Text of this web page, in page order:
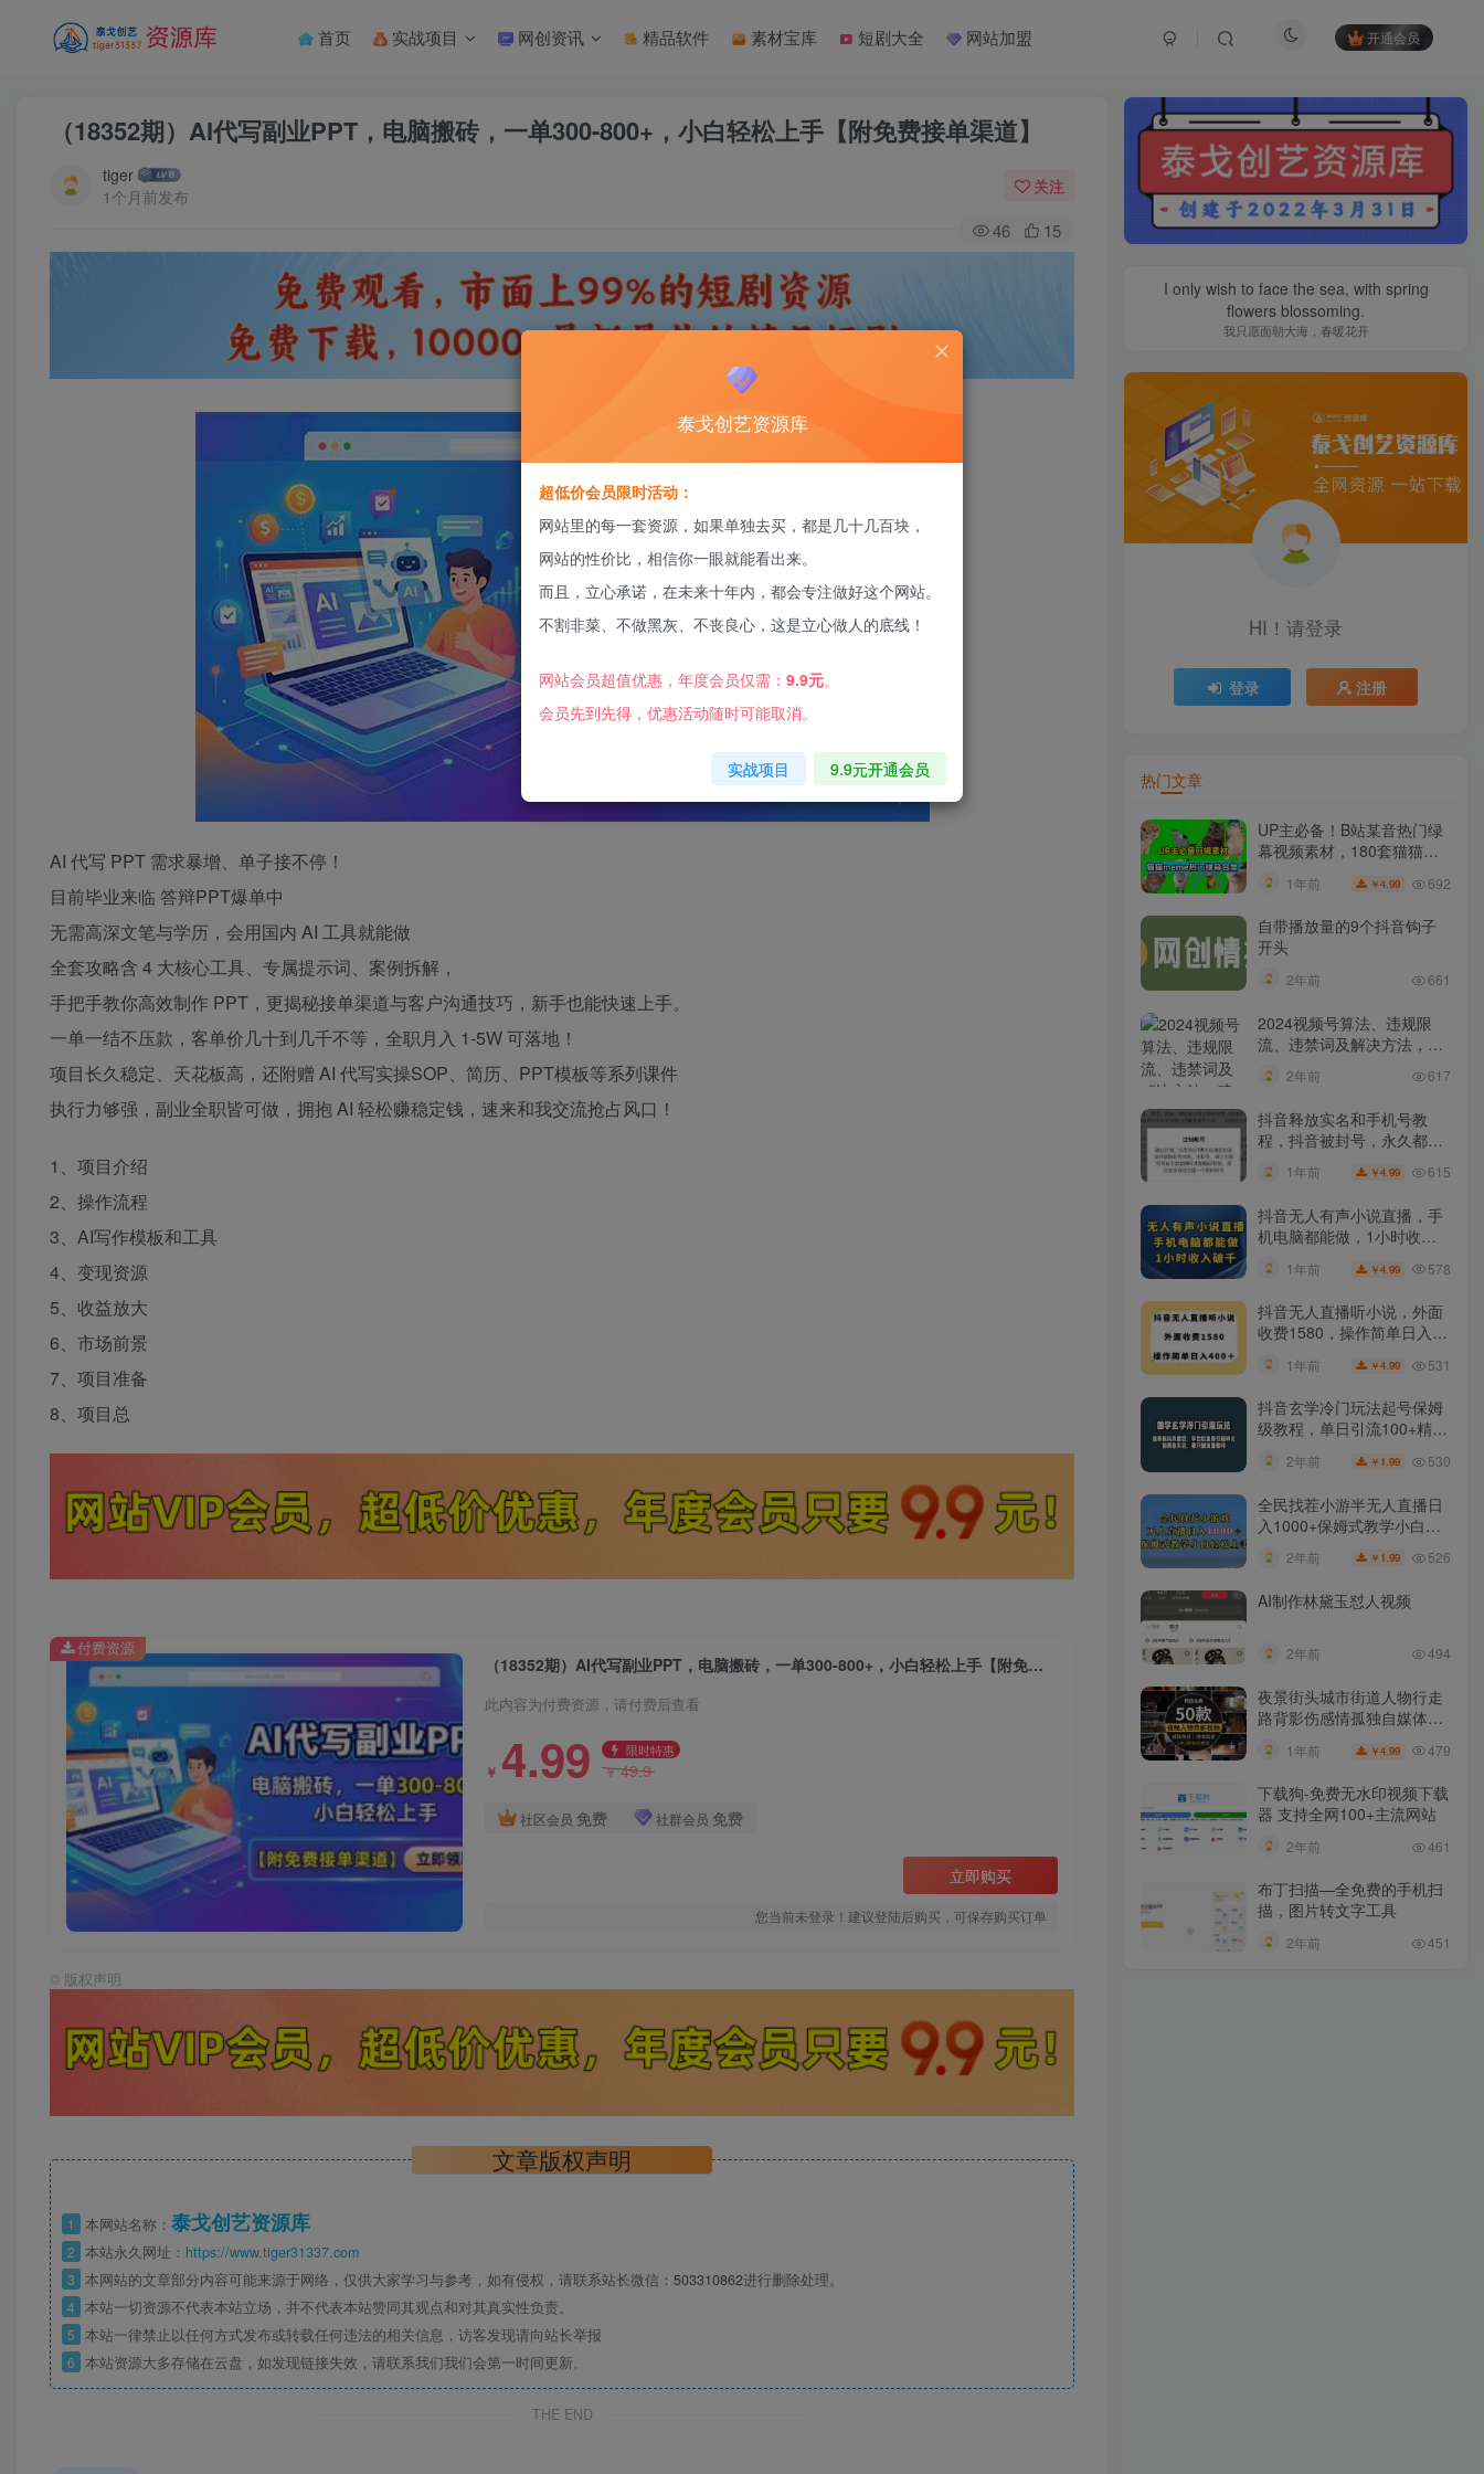
首页 实战项目 网创资讯 精品软件 素材宝库 短剧大全 网站加盟 开通会员
（18352期）AI代写副业PPT，电脑搬砖，一单300-800+，小白轻松上手【附免费接单渠道】
tiger
1个月前发布
关注
46 15
AI 代写 PPT 需求暴增、单子接不停！
目前毕业来临 答辩PPT爆单中
无需高深文笔与学历，会用国内 AI 工具就能做
全套攻略含 4 大核心工具、专属提示词、案例拆解，
手把手教你高效制作 PPT，更揭秘接单渠道与客户沟通技巧，新手也能快速上手。
一单一结不压款，客单价几十到几千不等，全职月入 1-5W 可落地！
项目长久稳定、天花板高，还附赠 AI 代写实操SOP、简历、PPT模板等系列课件
执行力够强，副业全职皆可做，拥抱 AI 轻松赚稳定钱，速来和我交流抢占风口！
1、项目介绍
2、操作流程
3、AI写作模板和工具
4、变现资源
5、收益放大
6、市场前景
7、项目准备
8、项目总
（18352期）AI代写副业PPT，电脑搬砖，一单300-800+，小白轻松上手【附免费接单渠道】
此内容为付费资源，请付费后查看
￥ 4.99 限时特惠
￥49.9
社区会员 免费 社群会员 免费
立即购买
您当前未登录！建议登陆后购买，可保存购买订单
付费资源
© 版权声明
文章版权声明
1 本网站名称： 泰戈创艺资源库
2 本站永久网址： https://www.tiger31337.com
3 本网站的文章部分内容可能来源于网络，仅供大家学习与参考，如有侵权，请联系站长微信： 503310862进行删除处理。
4 本站一切资源不代表本站立场，并不代表本站赞同其观点和对其真实性负责。
5 本站一律禁止以任何方式发布或转载任何违法的相关信息，访客发现请向站长举报
6 本站资源大多存储在云盘，如发现链接失效，请联系我们我们会第一时间更新。
THE END
I only wish to face the sea, with spring
flowers blossoming.
我只愿面朝大海，春暖花开
HI！请登录
登录 注册
热门文章
UP主必备！B站某音热门绿
幕视频素材，180套猫猫
meme动态绿幕合集包，含
背景图BGM，含使用教程
1年前 ￥4.99 692
自带播放量的9个抖音钩子
开头
2年前 661
2024视频号算法、违规限
流、违禁词及解决方法，建
2年前 617
抖音释放实名和手机号教
程，抖音被封号，永久都可
1年前 ￥4.99 615
抖音无人有声小说直播，手
机电脑都能做，1小时收入
1年前 ￥4.99 578
抖音无人直播听小说，外面
收费1580，操作简单日入
400+【揭秘】
1年前 ￥4.99 531
抖音玄学冷门玩法起号保姆
级教程，单日引流100+精准
玄学粉
2年前 ￥ 1.99 530
全民找茬小游半无人直播日
入1000+保姆式教学小白轻
2年前 ￥ 1.99 526
AI制作林黛玉怼人视频
2年前 494
夜景街头城市街道人物行走
路背影伤感情孤独自媒体抖
1年前 ￥4.99 479
下载狗-免费无水印视频下载
器 支持全网100+主流网站​
2年前 461
布丁扫描—全免费的手机扫
描，图片转文字工具
2年前 451
泰戈创艺资源库
超低价会员限时活动：
网站里的每一套资源，如果单独去买，都是几十几百块，
网站的性价比，相信你一眼就能看出来。
而且，立心承诺，在未来十年内，都会专注做好这个网站。
不割非菜、不做黑灰、不丧良心，这是立心做人的底线！
网站会员超值优惠，年度会员仅需： 9.9元。
会员先到先得，优惠活动随时可能取消。
实战项目 9.9元开通会员